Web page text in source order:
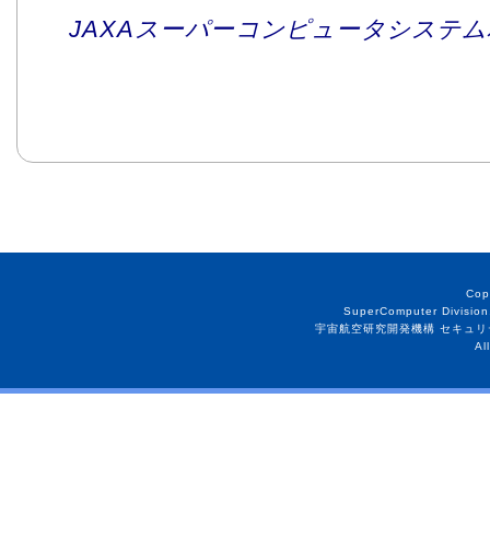
JAXAスーパーコンピュータシステ
SuperComputer
宇宙航空研究開発機構 セキュ